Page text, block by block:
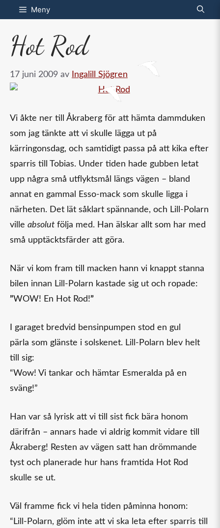
Hoppa
till
innehåll
Meny
Hot Rod
17 juni 2009 av Ingalill Sjögren
Vi åkte ner till Åkraberg för att hämta dammduken
som jag tänkte att vi skulle lägga ut på
kärringonsdag, och samtidigt passa på att kika efter
sparris till Tobias. Under tiden hade gubben letat
upp några små utflyktsmål längs vägen – bland
annat en gammal Esso-mack som skulle ligga i
närheten. Det lät såklart spännande, och Lill-Polarn
ville absolut följa med. Han älskar allt som har med
små upptäcktsfärder att göra.
När vi kom fram till macken hann vi knappt stanna
bilen innan Lill-Polarn kastade sig ut och ropade:
”WOW! En Hot Rod!”
I garaget bredvid bensinpumpen stod en gul
pärla som glänste i solskenet. Lill-Polarn blev helt
till sig:
“Wow! Vi tankar och hämtar Esmeralda på en
sväng!”
Han var så lyrisk att vi till sist fick bära honom
därifrån – annars hade vi aldrig kommit vidare till
Åkraberg! Resten av vägen satt han drömmande
tyst och planerade hur hans framtida Hot Rod
skulle se ut.
Väl framme fick vi hela tiden påminna honom:
“Lill-Polarn, glöm inte att vi ska leta efter sparris till